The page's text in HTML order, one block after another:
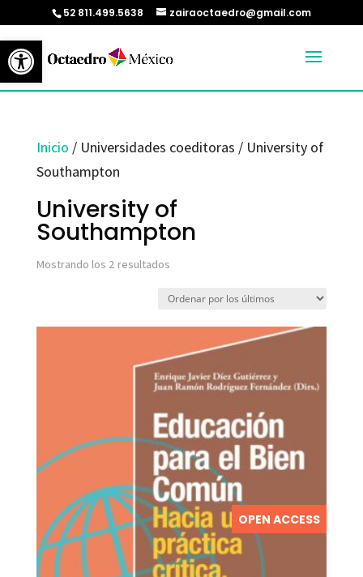
Abrir barra de herramientas
52 811.499.5638 zairaoctaedro@gmail.com
Inicio / Universidades coeditoras / University of
Southampton
University of
Southampton
Mostrando los 2 resultadosOrdenado
OPEN ACCESS